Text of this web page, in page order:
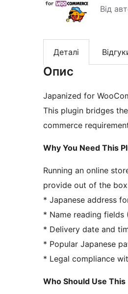
Від
Деталі
Опис
Japanized for
This plugin bridges
commerce
Why You Need This
Running an online
provide out of the
* Japanese address
* Name reading
* Delivery date and
* Popular Japanese
* Legal compliance
Who Should Use This